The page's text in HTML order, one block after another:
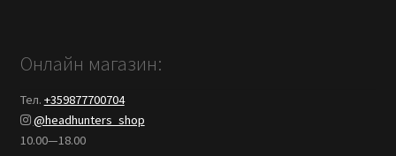
Онлайн магазин:
Тел. +359877700704
@headhunters_shop
10.00—18.00